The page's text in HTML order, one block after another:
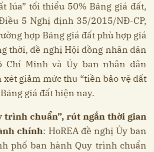
lúa” tối thiểu 50% Bảng giá đất,
5 Nghị định 35/2015/NĐ-CP,
hợp Bảng giá đất phù hợp giá
thời, đề nghị Hội đồng nhân dân
Chí Minh và Ủy ban nhân dân
giảm mức thu “tiền bảo vệ đất
giá đất hiện nay.
trình chuẩn”, rút ngắn thời gian
chính: HoREA đề nghị Ủy ban
phố ban hành Quy trình chuẩn